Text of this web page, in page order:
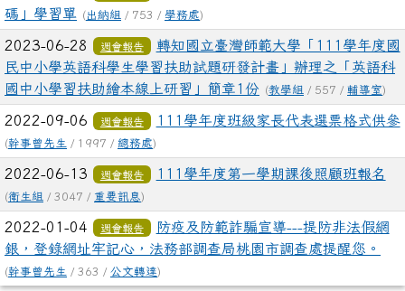
碼」學習單
(出納組 / 753 / 學務處)
2023-06-28 週會報告
轉知國立臺灣師範大學「111學年度國
民中小學英語科學生學習扶助試題研發計畫」辦理之「英語科
國中小學習扶助繪本線上研習」簡章1份
(教學組 / 557 / 輔導室)
2022-09-06 週會報告 111學年度班級家長代表選票格式供參
(幹事曾先生 / 1997 / 總務處)
2022-06-13 週會報告 111學年度第一學期課後照顧班報名
(衛生組 / 3047 / 重要訊息)
2022-01-04 週會報告
防疫及防範詐騙宣導---提防非法假網
銀，登錄網址牢記心，法務部調查局桃園市調查處提醒您。
(幹事曾先生 / 363 / 公文轉達)